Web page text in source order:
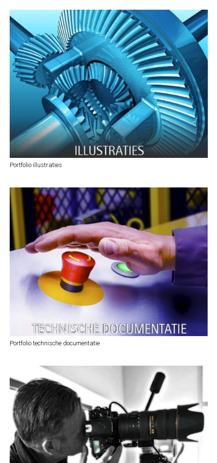
Portfolio illustraties
Portfolio technische documentatie